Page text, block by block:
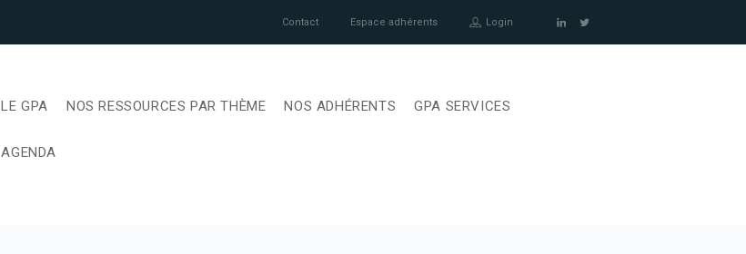
Contact Espace adhérents Login
LE GPA NOS RESSOURCES PAR THÈME NOS ADHÉRENTS GPA SERVICES
AGENDA